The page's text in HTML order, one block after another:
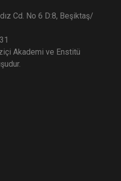
Cd. No 6 D:8, Beşiktaş/
Akademi ve Enstitü